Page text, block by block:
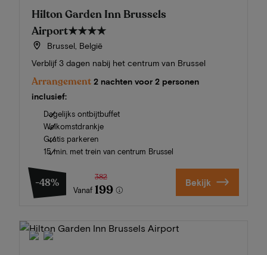
Hilton Garden Inn Brussels
Airport★★★★
Brussel, België
Verblijf 3 dagen nabij het centrum van Brussel
Arrangement 2 nachten voor 2 personen
inclusief:
Dagelijks ontbijtbuffet
Welkomstdrankje
Gratis parkeren
15 min. met trein van centrum Brussel
-48%
Vanaf
382
199 Bekijk